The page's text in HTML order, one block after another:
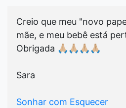
Creio que meu "novo
mãe, e meu bebê está
Obrigada 🙏🏼🙏🏼🙏🏼🙏🏼
Sara
Sonhar com Esquecer